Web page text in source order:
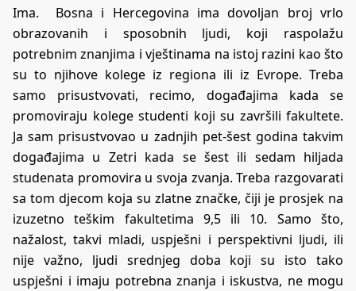
Ima. Bosna i Hercegovina ima dovoljan broj vrlo
obrazovanih i sposobnih ljudi, koji raspolažu
potrebnim znanjima i vještinama na istoj razini kao što
su to njihove kolege iz regiona ili iz Evrope. Treba
samo prisustvovati, recimo, događajima kada se
promoviraju kolege studenti koji su završili fakultete.
Ja sam prisustvovao u zadnjih pet-šest godina takvim
događajima u Zetri kada se šest ili sedam hiljada
studenata promovira u svoja zvanja. Treba razgovarati
sa tom djecom koja su zlatne značke, čiji je prosjek na
izuzetno teškim fakultetima 9,5 ili 10. Samo što,
nažalost, takvi mladi, uspješni i perspektivni ljudi, ili
nije važno, ljudi srednjeg doba koji su isto tako
uspješni i imaju potrebna znanja i iskustva, ne mogu